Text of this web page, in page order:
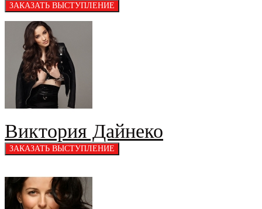
Виктория Дайнеко